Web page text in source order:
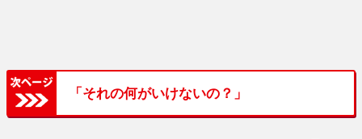
「それの何がいけないの？」